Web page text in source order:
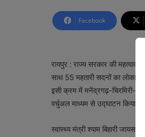
Facebook
रायपुर : राज्य सरकार की
साथ 55 महतारी सदनों का
इसी क्रम में मनेंद्रगढ़-चिरमिरी-
वर्चुअल माध्यम से उद्घाटन किया।
स्वास्थ्य मंत्री श्याम बिहारी